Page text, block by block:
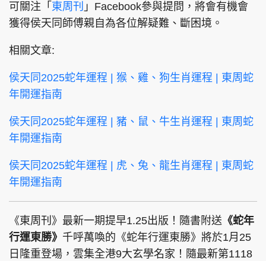
7
.
0
9
%
可關注「 東周刊 」Facebook參與提問，將會有機會
獲得侯天同師傅親自為各位解疑難、斷困境。
相關文章:
侯天同2025蛇年運程 | 猴、雞、狗生肖運程 | 東周蛇
年開運指南
侯天同2025蛇年運程 | 豬、鼠、牛生肖運程 | 東周蛇
年開運指南
侯天同2025蛇年運程 | 虎、兔、龍生肖運程 | 東周蛇
年開運指南
《東周刊》最新一期提早1.25出版！隨書附送 《蛇年
行運東勝》 千呼萬喚的《蛇年行運東勝》將於1月25
日隆重登場，雲集全港9大玄學名家！隨最新第1118